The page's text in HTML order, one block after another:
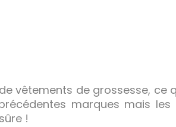
vêtements de grossesse, ce
marques mais les
!